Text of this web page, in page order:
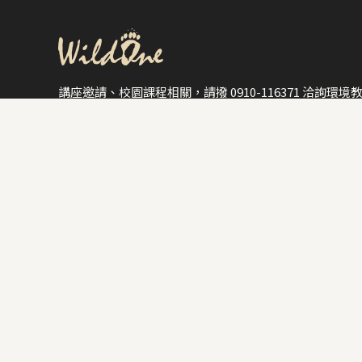
講座邀請、校園課程相關，請撥 0910-116371 洽詢環境